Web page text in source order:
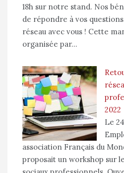
18h sur notre stand. Nos
de répondre à vos
réseau avec vous ! Cette
organisée par…
2022
Le
association Français du
proposait un workshop sur